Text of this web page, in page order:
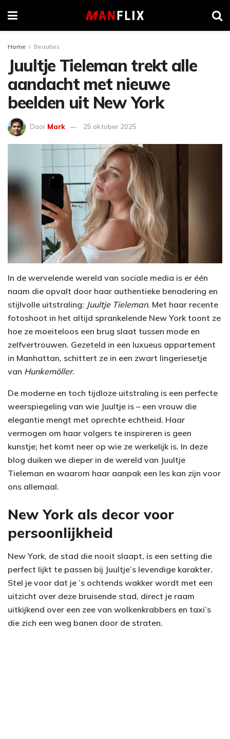
Home Beauties
Juultje Tieleman trekt alle
aandacht met nieuwe
beelden uit New York
Door Mark 25 oktober 2025
In de wervelende wereld van sociale media is er één
naam die opvalt door haar authentieke benadering en
stijlvolle uitstraling: Juultje Tieleman. Met haar recente
fotoshoot in het altijd sprankelende New York toont ze
hoe ze moeiteloos een brug slaat tussen mode en
zelfvertrouwen. Gezeteld in een luxueus appartement
in Manhattan, schittert ze in een zwart lingeriesetje
van Hunkemöller.
De moderne en toch tijdloze uitstraling is een perfecte
weerspiegeling van wie Juultje is – een vrouw die
elegantie mengt met oprechte echtheid. Haar
vermogen om haar volgers te inspireren is geen
kunstje; het komt neer op wie ze werkelijk is. In deze
blog duiken we dieper in de wereld van Juultje
Tieleman en waarom haar aanpak een les kan zijn voor
ons allemaal.
New York als decor voor
persoonlijkheid
New York, de stad die nooit slaapt, is een setting die
perfect lijkt te passen bij Juultje’s levendige karakter.
Stel je voor dat je ’s ochtends wakker wordt met een
uitzicht over deze bruisende stad, direct je raam
uitkijkend over een zee van wolkenkrabbers en taxi’s
die zich een weg banen door de straten.